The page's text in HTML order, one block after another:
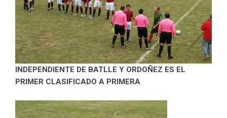
INDEPENDIENTE DE BATLLE Y ORDOÑEZ ES EL
PRIMER CLASIFICADO A PRIMERA